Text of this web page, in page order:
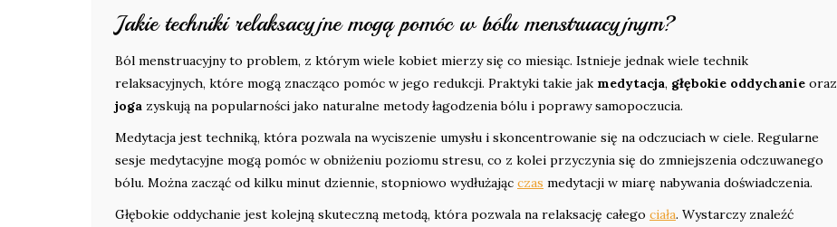
Jakie techniki relaksacyjne mogą pomóc w bólu menstruacyjnym?
Ból menstruacyjny to problem, z którym wiele kobiet mierzy się co miesiąc. Istnieje jednak wiele technik
relaksacyjnych, które mogą znacząco pomóc w jego redukcji. Praktyki takie jak medytacja, głębokie oddychanie oraz
joga zyskują na popularności jako naturalne metody łagodzenia bólu i poprawy samopoczucia.
Medytacja jest techniką, która pozwala na wyciszenie umysłu i skoncentrowanie się na odczuciach w ciele. Regularne
sesje medytacyjne mogą pomóc w obniżeniu poziomu stresu, co z kolei przyczynia się do zmniejszenia odczuwanego
bólu. Można zacząć od kilku minut dziennie, stopniowo wydłużając czas medytacji w miarę nabywania doświadczenia.
Głębokie oddychanie jest kolejną skuteczną metodą, która pozwala na relaksację całego ciała. Wystarczy znaleźć